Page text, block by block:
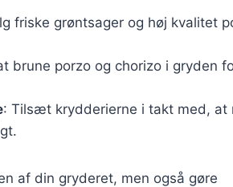
friske grøntsager og høj kvalitet
brune porzo og chorizo i gryden
: Tilsæt krydderierne i takt med, at
af din gryderet, men også gøre